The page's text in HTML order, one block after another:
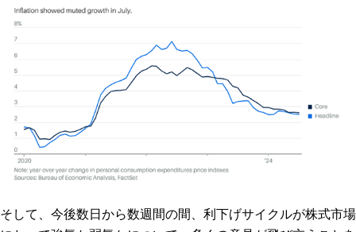
そして、今後数日から数週間の間、利下げサイクルが株式市場